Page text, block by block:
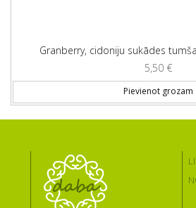
Granberry, cidoniju sukādes
5,50 €
Pievienot grozam